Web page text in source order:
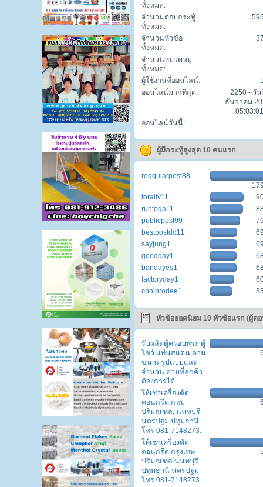
ทั้งหมด:
จำนวนตอบกระทู้
ทั้งหมด:
จำนวนหัวข้อ
ทั้งหมด:
จำนวนหมวดหมู่
ทั้งหมด:
ผู้ใช้งานที่ออนไลน์:
ออนไลน์มากที่สุด:
2250 - วั
ธันวาคม
ออนไลน์วันนี้:
ผู้มีกระทู้สูงสุด 10 คนแรก
reggularpost88
foraliv11
runtoga11
publicpost99
bestpostdd11
sayjung1
goodday1
banddyes1
factoryday1
coolprodee1
หัวข้อยอดนิยม 10 หัวข้อแรก (ผู้ต
รับผลิตตู้ครอบพระ ตู้
โชว์ แท่นสแตน ตาม
ขนาดรูปแบบและ
จำนวน ตามที่ลูกค้า
ต้องการได้
ให้เช่าเครื่องตัด
คอนกรีต กทม
ปริมณฑล, นนทบุรี
นครปฐม ปทุมธานี
โทร 081-7148273.
ให้เช่าเครื่องตัด
คอนกรีต กรุงเทพ-
ปริมณฑล นนทบุรี
ปทุมธานี นครปฐม
โทร 081-7148273